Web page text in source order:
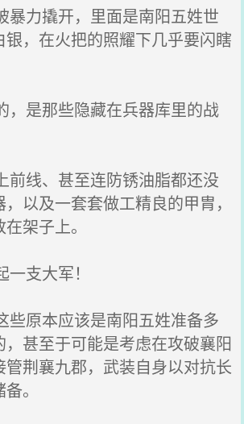
力撬开，里面是南阳五姓世
，在火把的照耀下几乎要闪瞎
是那些隐藏在兵器库里的战
线、甚至连防锈油脂都还没
以及一套套做工精良的甲胄，
架子上。
支大军！
原本应该是南阳五姓准备多
甚至于可能是考虑在攻破襄阳
管荆襄九郡，武装自身以对抗长
。